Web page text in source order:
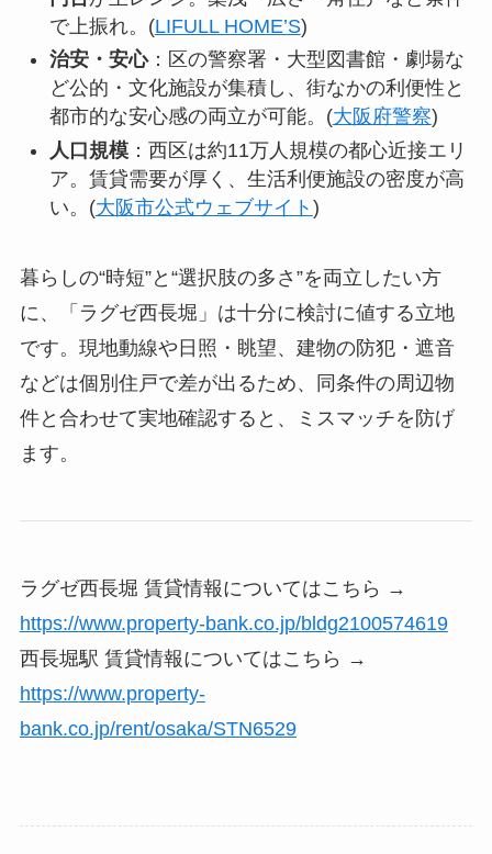
で上振れ。(LIFULL HOME’S)
治安・安心：区の警察署・大型図書館・劇場な
ど公的・文化施設が集積し、街なかの利便性と
都市的な安心感の両立が可能。(大阪府警察)
人口規模：西区は約11万人規模の都心近接エリ
ア。賃貸需要が厚く、生活利便施設の密度が高
い。(大阪市公式ウェブサイト )
暮らしの“時短”と“選択肢の多さ”を両立したい方
に、「ラグゼ西長堀」は十分に検討に値する立地
です。現地動線や日照・眺望、建物の防犯・遮音
などは個別住戸で差が出るため、同条件の周辺物
件と合わせて実地確認すると、ミスマッチを防げ
ます。
ラグゼ西長堀 賃貸情報についてはこちら →
https://www.property-bank.co.jp/bldg2100574619
西長堀駅 賃貸情報についてはこちら →
https://www.property-
bank.co.jp/rent/osaka/STN6529